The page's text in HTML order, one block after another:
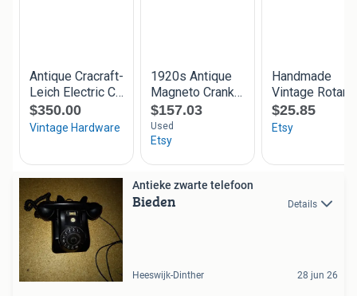
Antieke zwarte telefoon
Bieden Details
Heeswijk-Dinther 28 jun 26